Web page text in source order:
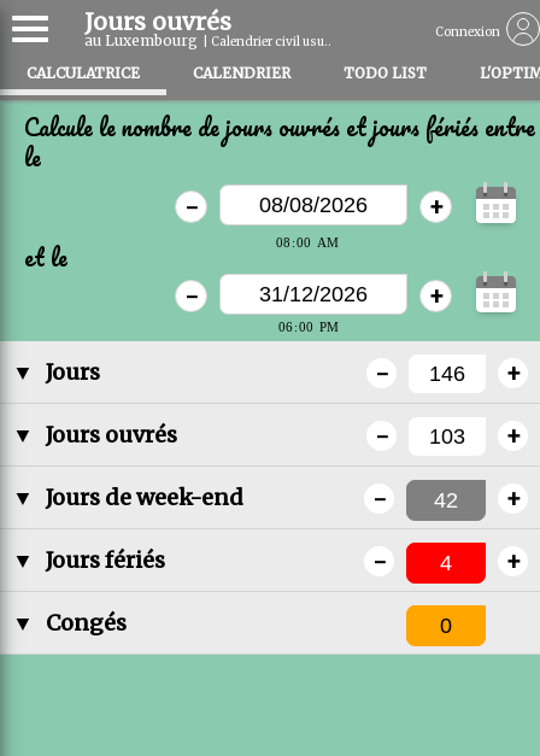
Jours ouvrés
au Luxembourg | Calendrier civil usu..
Connexion
CALCULATRICE CALENDRIER TODO LIST
Calcule le nombre de jours ouvrés et jours fériés entre
le
+
-
et le
+
-
▼ Jours +
-
▼ Jours ouvrés +
-
▼ Jours de week-end +
-
▼ Jours fériés +
-
▼ Congés